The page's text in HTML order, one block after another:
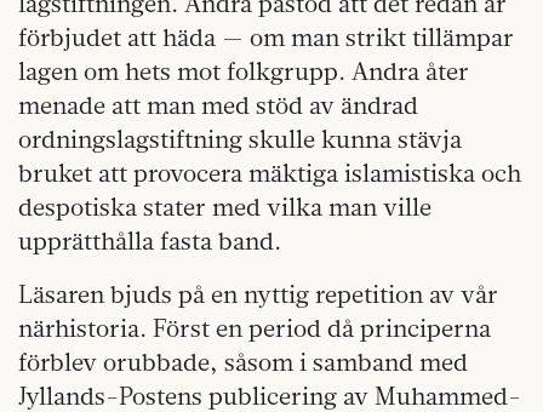
förbjudet att häda — om man strikt tillämpar
lagen om hets mot folkgrupp. Andra åter
menade att man med stöd av ändrad
ordningslagstiftning skulle kunna stävja
bruket att provocera mäktiga islamistiska och
despotiska stater med vilka man ville
upprätthålla fasta band.
Läsaren bjuds på en nyttig repetition av vår
närhistoria. Först en period då principerna
förblev orubbade, såsom i samband med
Jyllands-Postens publicering av Muhammed-